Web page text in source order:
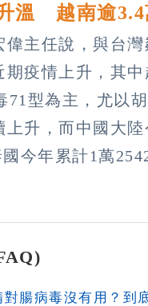
溫 越南逾3.4
主任說，與台
疫情上升，其
71型為主，尤以
升，而中國大
今年累計1萬
腸病毒沒有用？到